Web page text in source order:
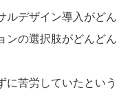
ルデザイン導入がどん
ンの選択肢がどんどん
に苦労していたという